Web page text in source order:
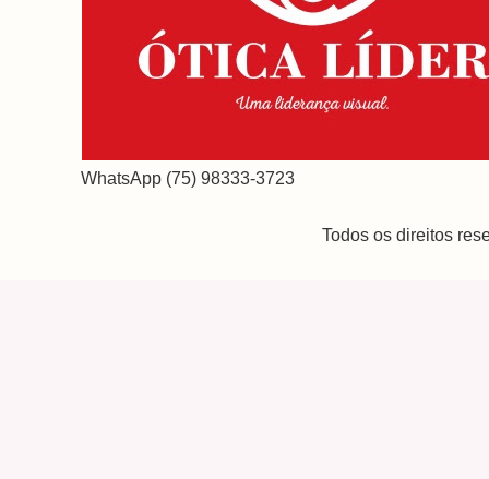
WhatsApp (75) 98333-3723
Todos os direitos